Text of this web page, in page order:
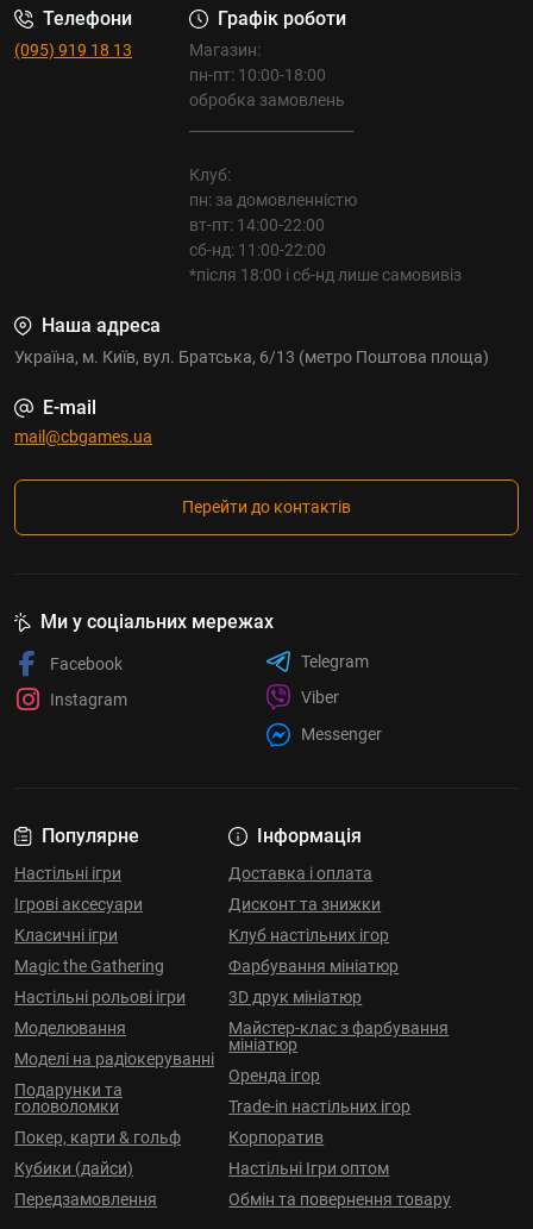
Телефони
(095) 919 18 13
Графік роботи
Магазин:
пн-пт: 10:00-18:00
обробка замовлень
Клуб:
пн: за домовленністю
вт-пт: 14:00-22:00
сб-нд: 11:00-22:00
*після 18:00 і сб-нд лише самовивіз
Наша адреса
Україна, м. Київ, вул. Братська, 6/13 (метро Поштова площа)
E-mail
mail@cbgames.ua
Перейти до контактів
Популярне
Настільні ігри
Ігрові аксесуари
Класичні ігри
Magic the Gathering
Настільні рольові ігри
Моделювання
Моделі на радіокеруванні
Подарунки та
головоломки
Покер, карти & гольф
Кубики (дайси)
Передзамовлення
Інформація
Доставка і оплата
Дисконт та знижки
Клуб настільних ігор
Фарбування мініатюр
3D друк мініатюр
Майстер-клас з фарбування
мініатюр
Оренда ігор
Trade-in настільних ігор
Корпоратив
Настільні Ігри оптом
Обмін та повернення товару
Ми у соціальних мережах
Facebook
Instagram
Telegram
Viber
Messenger